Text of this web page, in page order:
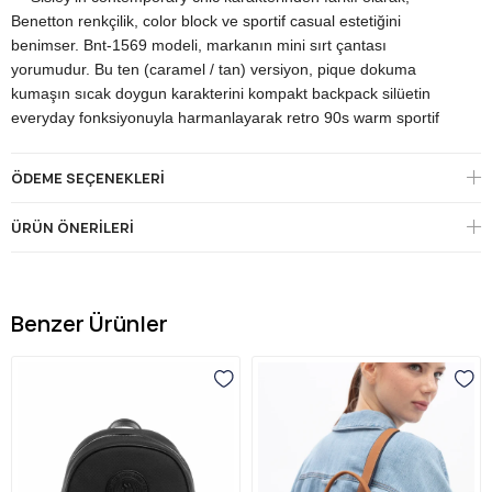
Benetton renkçilik, color block ve sportif casual estetiğini
benimser. Bnt-1569 modeli, markanın mini sırt çantası
yorumudur. Bu ten (caramel / tan) versiyon, pique dokuma
kumaşın sıcak doygun karakterini kompakt backpack silüetin
everyday fonksiyonuyla harmanlayarak retro 90s warm sportif
Çantanın imza detayı, pique dokuma (mesh-texture) kumaş
yüzeyidir — gerçek deri yerine teknik kumaş tercihi, çantayı
sabitler. Bu malzeme, deri çantaların aksine hafiftir, su itici eğilim
kullanım senaryolarına uygun bir karakter sunar. Yüzeydeki
dokulu mesh karakteri, ten tonun sıcaklığına görsel zenginlik
katar ve düz kumaştan ayıran sofistike bir tactile his oluşturur —
bu doku, Coach Classic Tan ve Tommy Hilfiger 90s vintage
Mini backpack silüet, modern şehirli aktif kadının günlük
temellerini taşımaya yetecek kapasiteyle kompakt bir form sunar.
Ana bölme dome formlu fermuarla kapanır, ön cep ayrı bir
ÖDEME SEÇENEKLERI
ÜRÜN ÖNERILERI
Benzer Ürünler